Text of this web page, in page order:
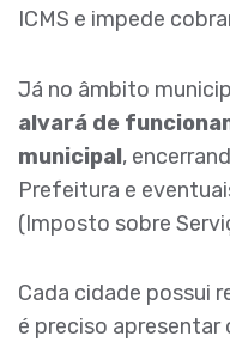
ICMS e impede
Já no âmbito
alvará de
municipal,
Prefeitura e
(Imposto sobre
Cada cidade possui
é preciso